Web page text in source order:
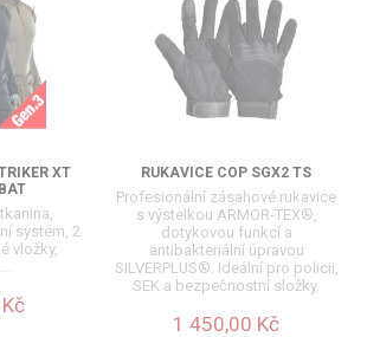
XT
systém, 2
vložky,
RUKAVICE COP SGX2 TS
Profesionální zásahové rukavice
s výstelkou ARMOR-TEX®,
dotykovou funkcí a
antibakteriální úpravou
SILVERPLUS®. Ideální pro policii,
SEK a bezpečnostní složky.
1 450,00 Kč